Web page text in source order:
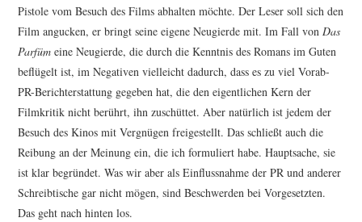
Pistole vom Besuch des Films abhalten möchte. Der Leser soll sich den
Film angucken, er bringt seine eigene Neugierde mit. Im Fall vonDas
Parfüm eine Neugierde, die durch die Kenntnis des Romans im Guten
beflügelt ist, im Negativen vielleicht dadurch, dass es zu viel Vorab-
PR-Berichterstattung gegeben hat, die den eigentlichen Kern der
Filmkritik nicht berührt, ihn zuschüttet. Aber natürlich ist jedem der
Besuch des Kinos mit Vergnügen freigestellt. Das schließt auch die
Reibung an der Meinung ein, die ich formuliert habe. Hauptsache, sie
ist klar begründet. Was wir aber als Einflussnahme der PR und anderer
Schreibtische gar nicht mögen, sind Beschwerden bei Vorgesetzten.
Das geht nach hinten los.